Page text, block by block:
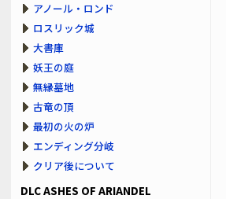
アノール・ロンド
ロスリック城
大書庫
妖王の庭
無縁墓地
古竜の頂
最初の火の炉
エンディング分岐
クリア後について
DLC ASHES OF ARIANDEL